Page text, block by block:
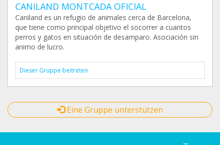
CANILAND MONTCADA OFICIAL
Caniland es un refugio de animales cerca de Barcelona,
que tiene como principal objetivo el socorrer a cuantos
perros y gatos en situación de desamparo. Asociación sin
animo de lucro.
Dieser Gruppe beitreten
Eine Gruppe unterstützen